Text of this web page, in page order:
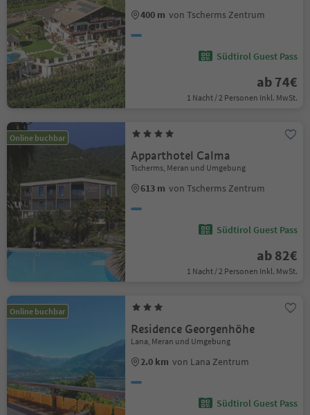
400 m von Tscherms Zentrum
Südtirol Guest Pass
ab 74€
1 Nacht / 2 Personen Inkl. MwSt.
Online buchbar
Apparthotel Calma
Tscherms, Meran und Umgebung
613 m von Tscherms Zentrum
Südtirol Guest Pass
ab 82€
1 Nacht / 2 Personen Inkl. MwSt.
Online buchbar
Residence Georgenhöhe
Lana, Meran und Umgebung
2.0 km von Lana Zentrum
Südtirol Guest Pass